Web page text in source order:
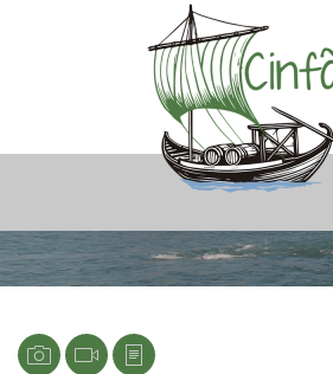
Saltar para o conteúdo